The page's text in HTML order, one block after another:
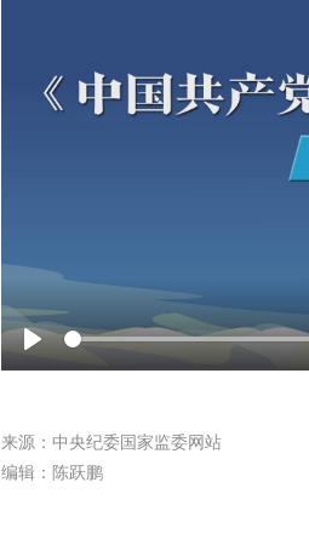
Play
来源：中央纪委国家监委网站
编辑：陈跃鹏